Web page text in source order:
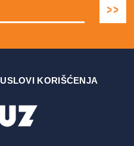
USLOVI KORIŠĆENJA